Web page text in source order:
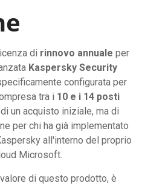
di rinnovo annuale per
Kaspersky Security
configurata per
tra i 10 e i 14 posti
un acquisto iniziale, ma di
per chi ha già implementato
all'interno del proprio
Microsoft.
di questo prodotto, è